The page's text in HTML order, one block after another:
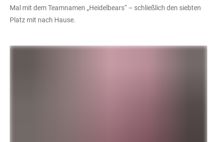
Mal mit dem Teamnamen „Heidelbears“ – schließlich den siebten
Platz mit nach Hause.